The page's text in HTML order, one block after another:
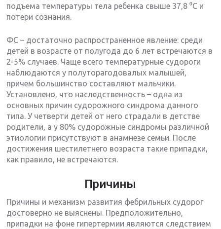
подъема температуры тела ребенка свыше 37,8 ⁰С и
потери сознания.
ФС – достаточно распространенное явление: среди
детей в возрасте от полугода до 6 лет встречаются в
2-5% случаев. Чаще всего температурные судороги
наблюдаются у полуторагодовалых малышей,
причем большинство составляют мальчики.
Установлено, что наследственность – одна из
основных причин судорожного синдрома данного
типа. У четверти детей от него страдали в детстве
родители, а у 80% судорожные синдромы различной
этиологии присутствуют в анамнезе семьи. После
достижения шестилетнего возраста такие припадки,
как правило, не встречаются.
Причины
Причины и механизм развития фебрильных судорог
достоверно не выяснены. Предположительно,
припадки на фоне гипертермии являются следствием